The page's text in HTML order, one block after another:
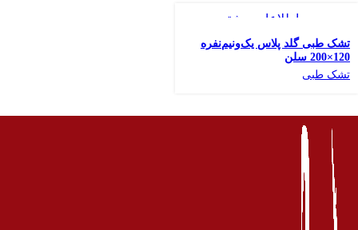
اطلاعات بیشتر
افزودن به علاقه مندی
تشک طبی گلد پلاس یک‌ونیم‌نفره
120×200 سلن
تشک طبی